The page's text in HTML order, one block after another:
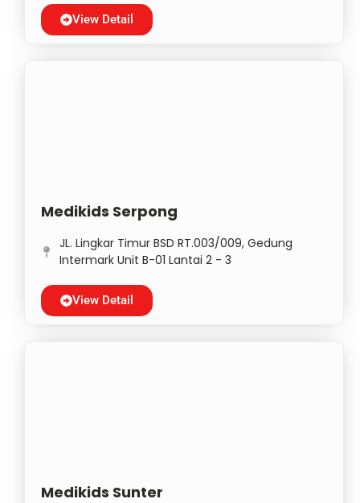
View Detail
Medikids Serpong
JL. Lingkar Timur BSD RT.003/009, Gedung
Intermark Unit B-01 Lantai 2 - 3
View Detail
Medikids Sunter